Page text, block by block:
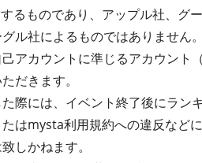
るものであり、アップル社、グ
ル社によるものではありません。
アカウントに準じるアカウン
だきます。
際には、イベント終了後にラン
はmysta利用規約への違反など
しかねます。